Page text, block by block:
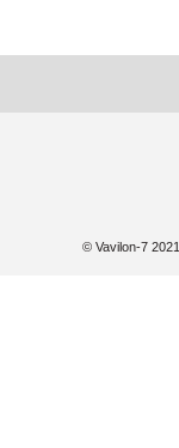
© Vavilon-7 2021